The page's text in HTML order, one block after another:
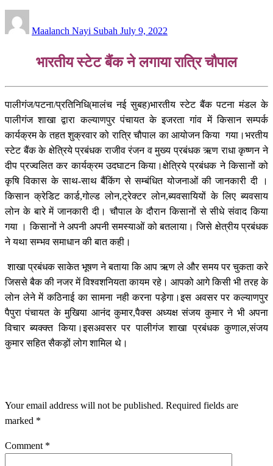
Maalanch Nayi Subah on
July 9, 2022
भारतीय स्टेट बैंक ने लगाया रात्रि चौपाल
पालीगंज/पटना/प्रतिनिधि(मालंच नई सुबह)भारतीय स्टेट बैंक पटना मंडल के
पालीगंज शाखा द्वारा कल्याणपुर पंचायत के इजरता गांव में किसान सम्पर्क
कार्यक्रम के तहत शुक्रवार को रात्रि चौपाल का आयोजन किया गया।भरतीय
स्टेट बैंक के क्षेत्रिये प्रबंधक राजीव रंजन व मुख्य प्रबंधक ऋण राधा कृष्णन ने
दीप प्रज्वलित कर कार्यक्रम उदघाटन किया।क्षेत्रिये प्रबंधक ने किसानों को
कृषि विकास के साथ-साथ बैंकिंग से सम्बंधित योजनाओं की जानकारी दी ।
किसान क्रेडिट कार्ड,गोल्ड लोन,ट्रेक्टर लोन,ब्यवसायियों के लिए ब्यवसाय
लोन के बारे में जानकारी दी। चौपाल के दौरान किसानों से सीधे संवाद किया
गया । किसानों ने अपनी अपनी समस्याओं को बतलाया। जिसे क्षेत्रीय प्रबंधक
ने यथा सम्भव समाधान की बात कही।
शाखा प्रबंधक साकेत भूषण ने बताया कि आप ऋण ले और समय पर चुकता करे
जिससे बैक की नजर में विश्वशनियता कायम रहे। आपको आगे किसी भी तरह के
लोन लेने में कठिनाई का सामना नही करना पड़ेगा।इस अवसर पर कल्याणपुर
पैपुरा पंचायत के मुखिया आनंद कुमार,पैक्स अध्यक्ष संजय कुमार ने भी अपना
विचार ब्यक्क्त किया।इसअवसर पर पालीगंज शाखा प्रबंधक कुणाल,संजय
कुमार सहित सैकड़ों लोग शामिल थे।
Your email address will not be published. Required fields are
marked *
Comment *